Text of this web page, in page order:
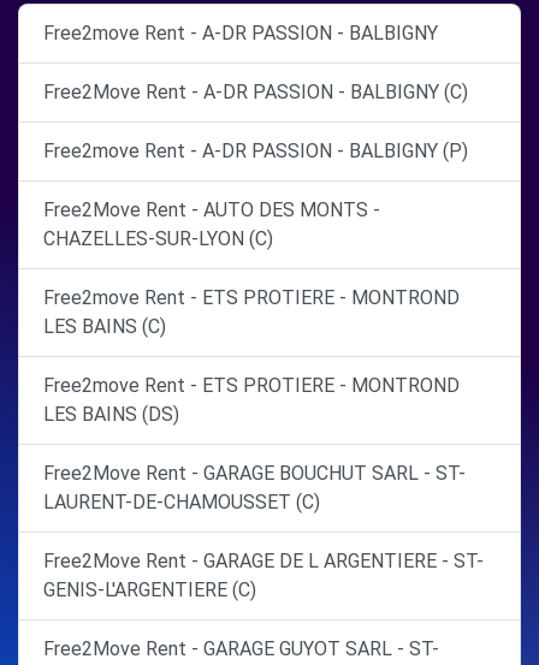
Free2move Rent - A-DR PASSION - BALBIGNY
Free2Move Rent - A-DR PASSION - BALBIGNY (C)
Free2move Rent - A-DR PASSION - BALBIGNY (P)
Free2Move Rent - AUTO DES MONTS -
CHAZELLES-SUR-LYON (C)
Free2move Rent - ETS PROTIERE - MONTROND
LES BAINS (C)
Free2move Rent - ETS PROTIERE - MONTROND
LES BAINS (DS)
Free2Move Rent - GARAGE BOUCHUT SARL - ST-
LAURENT-DE-CHAMOUSSET (C)
Free2Move Rent - GARAGE DE L ARGENTIERE - ST-
GENIS-L'ARGENTIERE (C)
Free2Move Rent - GARAGE GUYOT SARL - ST-